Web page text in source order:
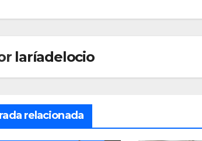
laríadelocio
relacionada